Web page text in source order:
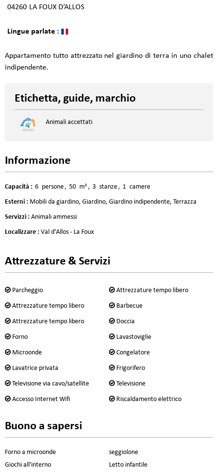
04260 LA FOUX D’ALLOS
Lingue parlate :
Appartamento tutto attrezzato nel giardino di terra in uno chalet
indipendente.
Etichetta, guide, marchio
Animali accettati
Informazione
Capacità : 6 persone 50 m² 3 stanze 1 camere
Esterni : Mobili da giardino Giardino Giardino indipendente Terrazza
Servizzi : Animali ammessi
Localizzare : Val d'Allos - La Foux
Attrezzature & Servizi
Parcheggio Attrezzature tempo libero
Attrezzature tempo libero Barbecue
Attrezzature tempo libero Doccia
Forno Lavastoviglie
Microonde Congelatore
Lavatrice privata Frigorifero
Televisione via cavo/satellite Televisione
Accesso Internet Wifi Riscaldamento elettrico
Buono a sapersi
Forno a microonde
seggiolone
Giochi all'interno
Letto infantile